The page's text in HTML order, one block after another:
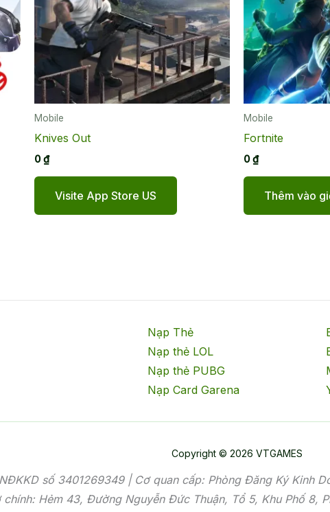
Mobile
Knives Out
0₫
Visite App Store US
Mobile
Fortnite
0₫
Thêm vào
Nạp Thẻ
Nạp thẻ LOL
Nạp thẻ PUBG
Nạp Card Garena
Copyright © 2026 VTGAMES
số 3401269349 | Cơ quan cấp: Phòng Đăng Ký Kinh
Hẻm 43, Đường Nguyễn Đức Thuận, Tổ 5, Khu Phố 8,